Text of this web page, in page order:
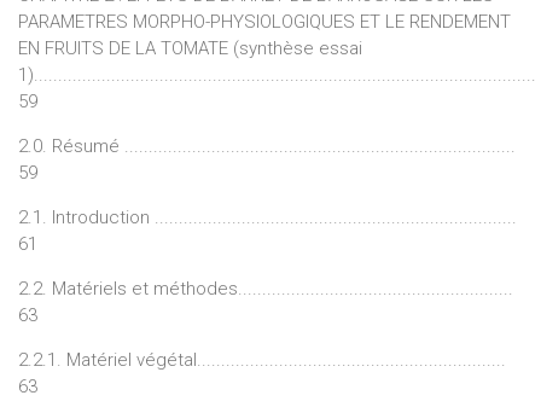
PARAMETRES MORPHO-PHYSIOLOGIQUES ET LE RENDEMENT
EN FRUITS DE LA TOMATE (synthèse essai
1)........................................................................................................
59
2.0. Résumé .................................................................................
59
2.1. Introduction ...........................................................................
61
2.2. Matériels et méthodes.........................................................
63
2.2.1. Matériel végétal................................................................
63